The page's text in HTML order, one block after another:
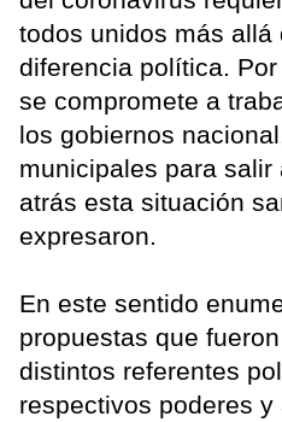
todos unidos más allá
diferencia política.
se compromete a
los gobiernos
municipales para salir
atrás esta situación
expresaron.
En este sentido
propuestas que
distintos referentes
respectivos poderes